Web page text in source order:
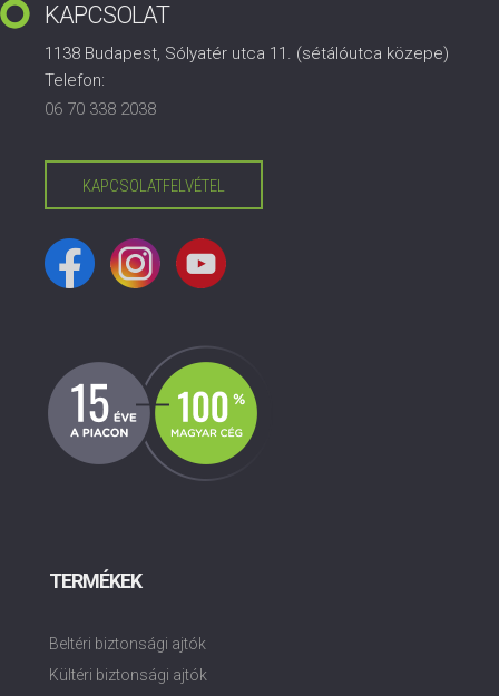
KAPCSOLAT
1138 Budapest, Sólyatér utca 11. (sétálóutca közepe)
Telefon:
06 70 338 2038
KAPCSOLATFELVÉTEL
TERMÉKEK
Beltéri biztonsági ajtók
Kültéri biztonsági ajtók